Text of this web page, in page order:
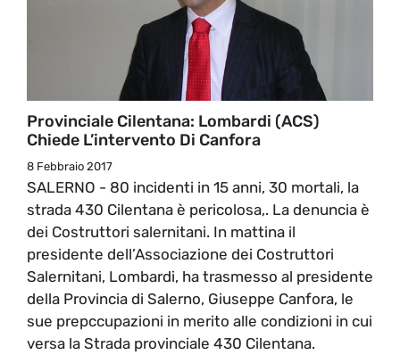
Provinciale Cilentana: Lombardi (ACS)
Chiede L’intervento Di Canfora
8 Febbraio 2017
SALERNO - 80 incidenti in 15 anni, 30 mortali, la
strada 430 Cilentana è pericolosa,. La denuncia è
dei Costruttori salernitani. In mattina il
presidente dell’Associazione dei Costruttori
Salernitani, Lombardi, ha trasmesso al presidente
della Provincia di Salerno, Giuseppe Canfora, le
sue prepccupazioni in merito alle condizioni in cui
versa la Strada provinciale 430 Cilentana.